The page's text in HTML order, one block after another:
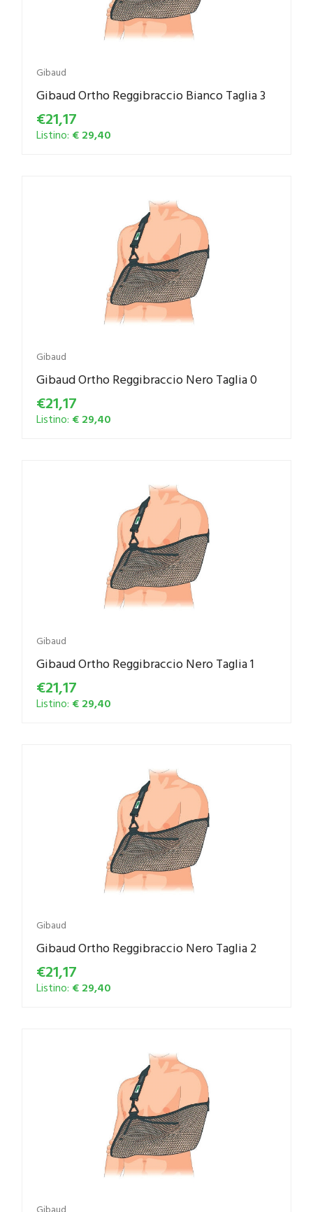
Gibaud
Gibaud Ortho Reggibraccio Bianco Taglia 3
€21,17
Listino: € 29,40
Gibaud
Gibaud Ortho Reggibraccio Nero Taglia 0
€21,17
Listino: € 29,40
Gibaud
Gibaud Ortho Reggibraccio Nero Taglia 1
€21,17
Listino: € 29,40
Gibaud
Gibaud Ortho Reggibraccio Nero Taglia 2
€21,17
Listino: € 29,40